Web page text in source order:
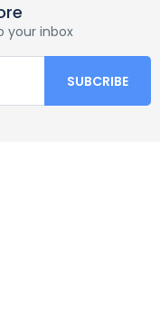
your inbox